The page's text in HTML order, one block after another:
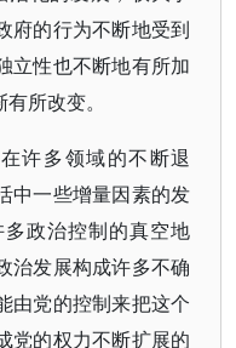
府的行为不断地受到
立性也不断地有所加
所改变。
许多领域的不断退
中一些增量因素的发
政治控制的真空地
治发展构成许多不确
由党的控制来把这个
党的权力不断扩展的